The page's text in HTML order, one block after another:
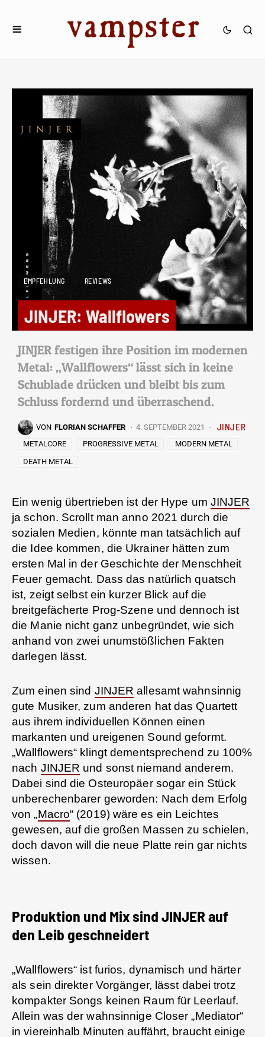
EMPFEHLUNG REVIEWS
JINJER: Wallflowers
JINJER festigen ihre Position im modernen
Metal: „Wallflowers“ lässt sich in keine
Schublade drücken und bleibt bis zum
Schluss fordernd und überraschend.
VON FLORIAN SCHAFFER 4. SEPTEMBER 2021 JINJER
METALCORE PROGRESSIVE METAL
MODERN METAL
DEATH METAL
Ein wenig übertrieben ist der Hype um JINJER
ja schon. Scrollt man anno 2021 durch die
sozialen Medien, könnte man tatsächlich auf
die Idee kommen, die Ukrainer hätten zum
ersten Mal in der Geschichte der Menschheit
Feuer gemacht. Dass das natürlich quatsch
ist, zeigt selbst ein kurzer Blick auf die
breitgefächerte Prog-Szene und dennoch ist
die Manie nicht ganz unbegründet, wie sich
anhand von zwei unumstößlichen Fakten
darlegen lässt.
Zum einen sind JINJER allesamt wahnsinnig
gute Musiker, zum anderen hat das Quartett
aus ihrem individuellen Können einen
markanten und ureigenen Sound geformt.
„Wallflowers“ klingt dementsprechend zu 100%
nach JINJER und sonst niemand anderem.
Dabei sind die Osteuropäer sogar ein Stück
unberechenbarer geworden: Nach dem Erfolg
von „Macro“ (2019) wäre es ein Leichtes
gewesen, auf die großen Massen zu schielen,
doch davon will die neue Platte rein gar nichts
wissen.
Produktion und Mix sind JINJER auf
den Leib geschneidert
„Wallflowers“ ist furios, dynamisch und härter
als sein direkter Vorgänger, lässt dabei trotz
kompakter Songs keinen Raum für Leerlauf.
Allein was der wahnsinnige Closer „Mediator“
in viereinhalb Minuten auffährt, braucht einige